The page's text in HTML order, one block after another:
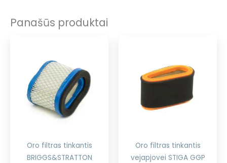
Panašūs produktai
Oro filtras tinkantis
BRIGGS&STRATTON
Oro filtras tinkantis
vejapjovei STIGA GGP